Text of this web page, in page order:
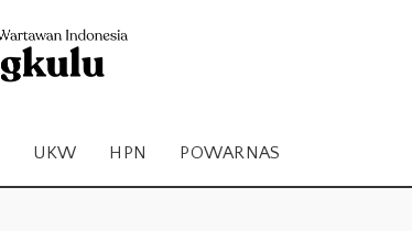
UKW HPN POWARNAS